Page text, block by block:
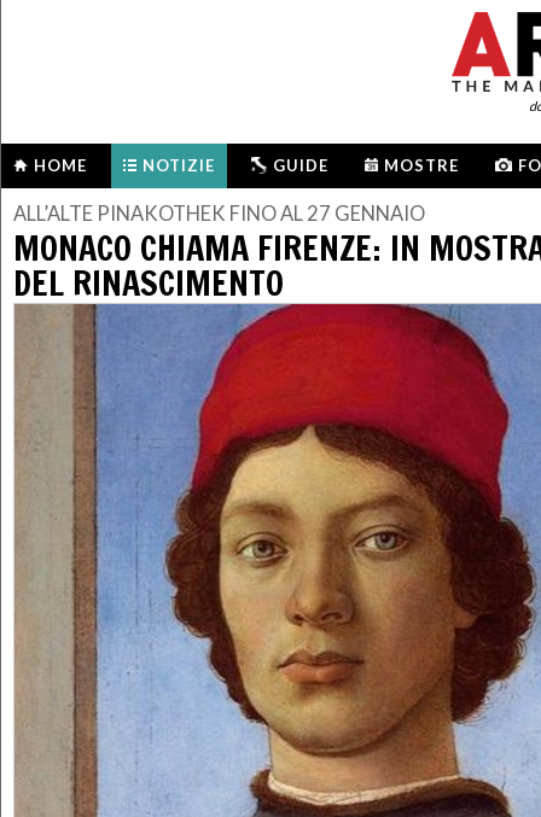
HOME NOTIZIE GUIDE MOSTRE
ALL’ALTE PINAKOTHEK FINO AL 27 GENNAIO
MONACO CHIAMA FIRENZE: IN
DEL RINASCIMENTO